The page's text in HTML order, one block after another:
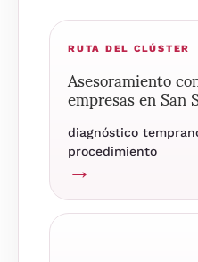
RUTA DEL CLÚSTER
Asesoramiento
empresas en San
diagnóstico
procedimiento
→